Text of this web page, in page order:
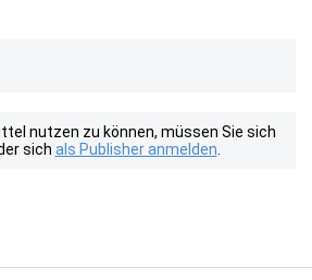
nutzen zu können, müssen Sie sich
sich als Publisher anmelden